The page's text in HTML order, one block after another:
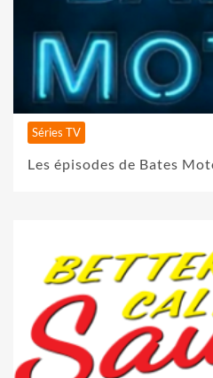
Séries TV
Les épisodes de Bates